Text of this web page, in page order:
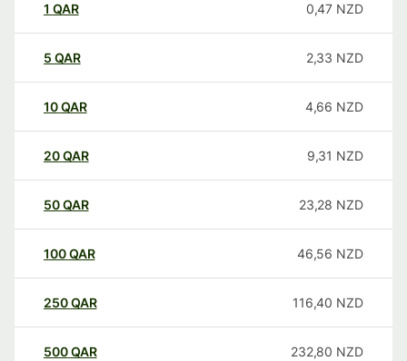
1 QAR 0,47 NZD
5 QAR 2,33 NZD
10QAR 4,66 NZD
20QAR 9,31 NZD
50QAR 23,28 NZD
100QAR 46,56 NZD
250QAR 116,40 NZD
500QAR 232,80 NZD